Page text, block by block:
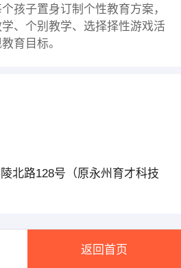
孩子置身订制个性教育方案，
、个别教学、选择择性游戏活
育目标。
北路128号（原永州育才科技
返回首页